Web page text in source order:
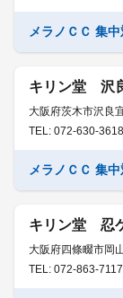
メラノＣＣ 集
キリン堂 沢
大阪府茨木市沢良
TEL: 072-630-3618
メラノＣＣ 集
キリン堂 忍
大阪府四條畷市岡
TEL: 072-863-7117